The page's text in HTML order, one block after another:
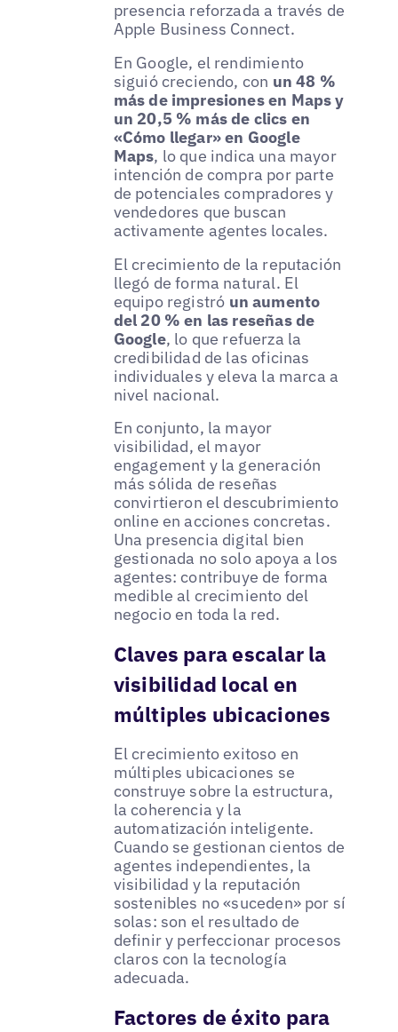
presencia reforzada a través de
Apple Business Connect.
En Google, el rendimiento
siguió creciendo, con un 48 %
más de impresiones en Maps y
un 20,5 % más de clics en
«Cómo llegar» en Google
Maps, lo que indica una mayor
intención de compra por parte
de potenciales compradores y
vendedores que buscan
activamente agentes locales.
El crecimiento de la reputación
llegó de forma natural. El
equipo registró un aumento
del 20 % en las reseñas de
Google, lo que refuerza la
credibilidad de las oficinas
individuales y eleva la marca a
nivel nacional.
En conjunto, la mayor
visibilidad, el mayor
engagement y la generación
más sólida de reseñas
convirtieron el descubrimiento
online en acciones concretas.
Una presencia digital bien
gestionada no solo apoya a los
agentes: contribuye de forma
medible al crecimiento del
negocio en toda la red.
Claves para escalar la
visibilidad local en
múltiples ubicaciones
El crecimiento exitoso en
múltiples ubicaciones se
construye sobre la estructura,
la coherencia y la
automatización inteligente.
Cuando se gestionan cientos de
agentes independientes, la
visibilidad y la reputación
sostenibles no «suceden» por sí
solas: son el resultado de
definir y perfeccionar procesos
claros con la tecnología
adecuada.
Factores de éxito para